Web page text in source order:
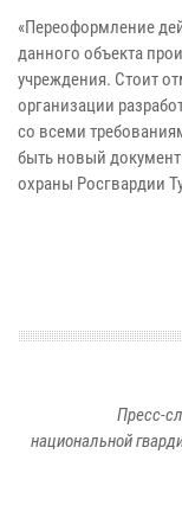
«Переоформление
данного объекта
учреждения. Стоит
организации
со всеми
быть новый
охраны Росгвардии
Пресс-
национальной